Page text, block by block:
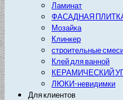
Ламинат
ФАСАДНАЯ
Мозайка
Клинкер
строительные
Клей для ванной
КЕРАМИЧЕСКИЙ
ЛЮКИ-невидимки
Для клиентов